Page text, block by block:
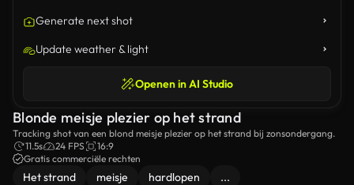
Generate next shot
Update weather & light
Openen in AI Studio
Blonde meisje plezier op het strand
Tracking shot van een blond meisje plezier op het strand bij zonsondergang.
11.5s
24 FPS
16:9
Gratis commerciële rechten
Het strand meisje hardlopen ...